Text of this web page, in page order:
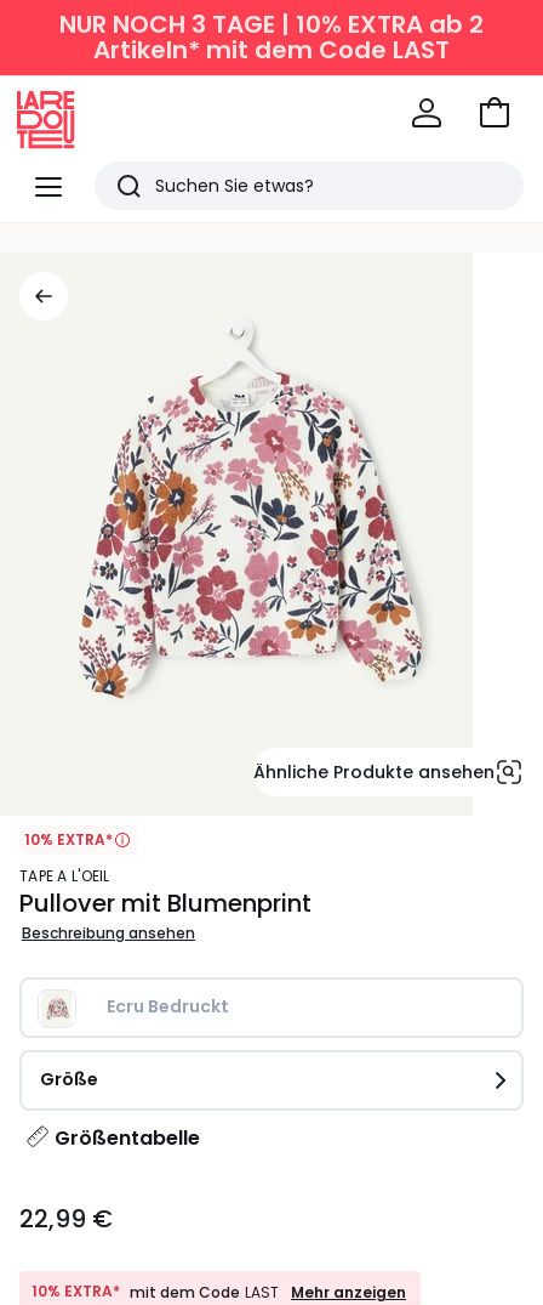
NUR NOCH 3 TAGE | 10% EXTRA ab 2
Artikeln* mit dem Code LAST
Menü
Redoute
Suchen
Zum
Ähnliche Produkte ansehen
10% EXTRA*
TAPE A L'OEIL
Pullover mit Blumenprint
Beschreibung ansehen
Ecru Bedruckt
Größe
Größentabelle
€.
22,99 €
10% EXTRA* mit dem Code LAST
10%
Mehr anzeigen